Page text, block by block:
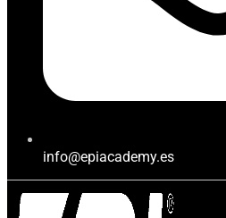
info@epiacademy.es